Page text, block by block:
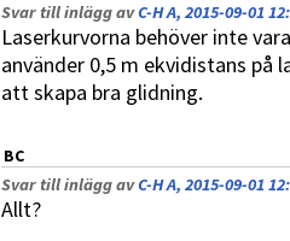
Svar till inlägg avC-H A, 2015-09-01
Laserkurvorna behöver inte
använder 0,5 m ekvidistans på
att skapa bra glidning.
BC
Svar till inlägg avC-H A, 2015-09-01
Allt?